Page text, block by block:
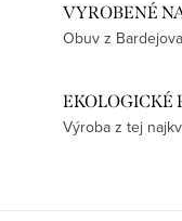
VYROBENÉ
Obuv z
EKOLOGICKÉ
Výroba z tej